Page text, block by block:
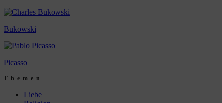
Bukowski
Picasso
Themen
Liebe